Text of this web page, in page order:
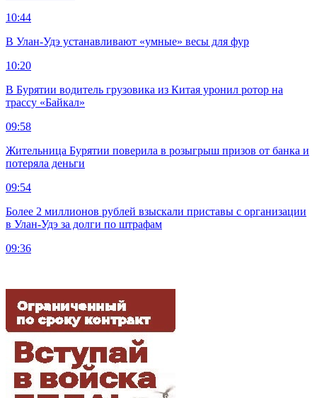
10:44
В Улан-Удэ устанавливают «умные» весы для фур
10:20
В Бурятии водитель грузовика из Китая уронил ротор на
трассу «Байкал»
09:58
Жительница Бурятии поверила в розыгрыш призов от банка и
потеряла деньги
09:54
Более 2 миллионов рублей взыскали приставы с организации
в Улан-Удэ за долги по штрафам
09:36